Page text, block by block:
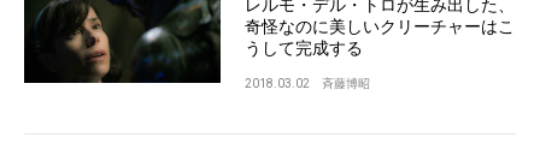
レルモ・デル・トロが生み出した、
奇怪なのに美しいクリーチャーはこ
うして完成する
2018.03.02 斉藤博昭